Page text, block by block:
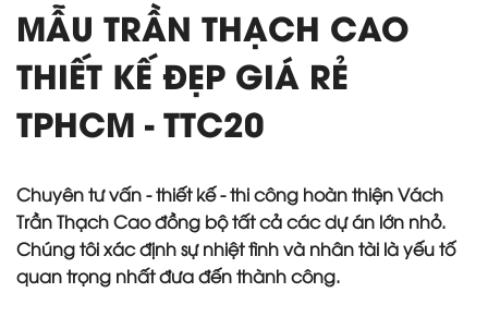
MẪU TRẦN THẠCH CAO
THIẾT KẾ ĐẸP GIÁ RẺ
TPHCM - TTC20
Chuyên tư vấn - thiết kế - thi công hoàn thiện Vách
Trần Thạch Cao đồng bộ tất cả các dự án lớn nhỏ.
Chúng tôi xác định sự nhiệt tình và nhân tài là yếu tố
quan trọng nhất đưa đến thành công.